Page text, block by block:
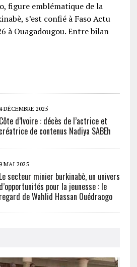
figure emblématique de la
s’est confié à Faso Actu
à Ouagadougou. Entre bilan
DÉCEMBRE 2025
Côte d’Ivoire : décès de l’actrice et
créatrice de contenus Nadiya SABEh
MAI 2025
Le secteur minier burkinabè, un univers
d’opportunités pour la jeunesse : le
regard de Wahlid Hassan Ouédraogo